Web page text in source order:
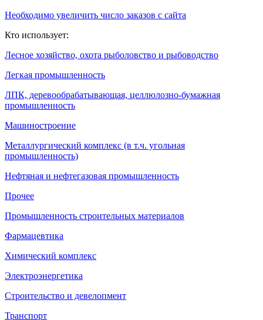
Необходимо увеличить число заказов с сайта
Кто использует:
Лесное хозяйство, охота рыболовство и рыбоводство
Легкая промышленность
ЛПК, деревообрабатывающая, целлюлозно-бумажная
промышленность
Машиностроение
Металлургический комплекс (в т.ч. угольная
промышленность)
Нефтяная и нефтегазовая промышленность
Прочее
Промышленность строительных материалов
Фармацевтика
Химический комплекс
Электроэнергетика
Строительство и девелопмент
Транспорт